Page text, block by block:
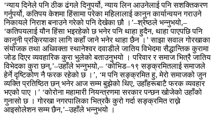
‘न्याय दिनेले पनि ठीक ढंगले दिनुपर्यो, न्याय लिन आउनेलाई पनि सशक्तिकरण
गर्नुपर्यो, कतिपय केशमा हिंसामा परेका महिलालाई कानुन कार्यान्वयन गराउने
निकायले निराश बनाउने गरेको पनि देखेका छौ ।’–श्रेष्ठले भन्नुभयो,–
‘कतिपयलाई यौन हिंसा भइरहेको छ भनेर पनि थाहा हुदैन, थाहा पाएपछि पनि
कानुनी प्रक्रियाका लागि कहाँ जाने भनेर थाहा छैन ।’ साझा सवाल गोरखाका
संयोजक तथा अधिवक्ता स्थानेश्वर दवाडीले जातिय विभेदमा सैद्धान्तिक कुरामा
जोड दिएर व्यवहारिक कुरा भुलेको बताउनुभयो । परिवार र समाज भित्रै जातिय
विभेदका कुरा छन्,’–उहाँले भन्नुभयो,– ‘कोभिड–१९ सङ्क्रमितलाई समाजले
हेर्ने दृष्टिकोण नै फरक रहेको छ ।’, ‘म पनि सङ्क्रमित हु, मेरो समाजको जुन
व्यक्ति प्रतिष्ठित छन् भनेर आज सम्म बुझेको थिए, उहाँहरूबाटै फरक व्यवहार
भएको पाए ।’ ‘कोरोना महामारी नियन्त्रणमा सरकार पन्छन खोजेको उहाँको
गुनासो छ । गोरखा नगरपालिका भित्रकै कुरो गर्दा सङ्क्रमित राख्ने
आइसोलेशन सम्म छैन,’–उहाँले भन्नुभयो ।